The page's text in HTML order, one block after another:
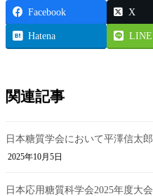
Facebook X
Hatena LINE
関連記事
日本糖質学会において平澤信太
2025年10月5日
日本応用糖質科学会2025年度大